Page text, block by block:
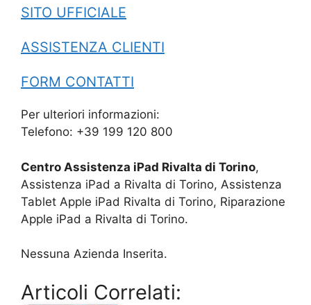
SITO UFFICIALE
ASSISTENZA CLIENTI
FORM CONTATTI
Per ulteriori informazioni:
Telefono: +39 199 120 800
Centro Assistenza iPad Rivalta di Torino,
Assistenza iPad a Rivalta di Torino, Assistenza
Tablet Apple iPad Rivalta di Torino, Riparazione
Apple iPad a Rivalta di Torino.
Nessuna Azienda Inserita.
Articoli Correlati: